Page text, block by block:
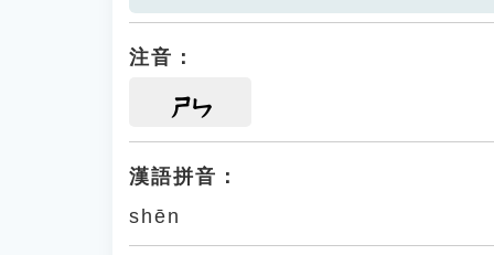
注音：
ㄕㄣ
漢語拼音：
shēn